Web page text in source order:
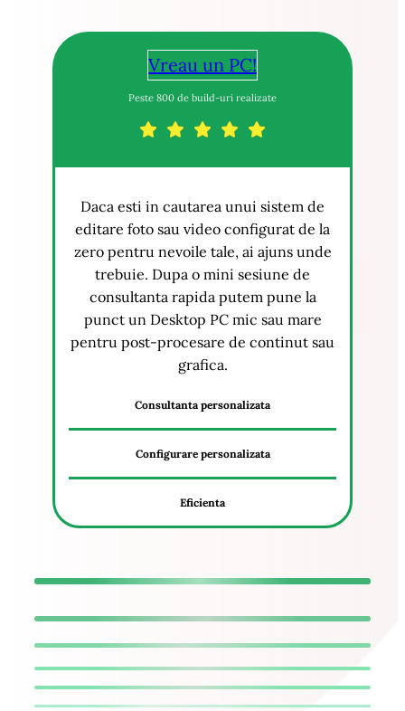
Vreau un PC!
Peste 800 de build-uri realizate
Daca esti in cautarea unui sistem de
editare foto sau video configurat de la
zero pentru nevoile tale, ai ajuns unde
trebuie. Dupa o mini sesiune de
consultanta rapida putem pune la
punct un Desktop PC mic sau mare
pentru post-procesare de continut sau
grafica.
Consultanta personalizata
Configurare personalizata
Eficienta